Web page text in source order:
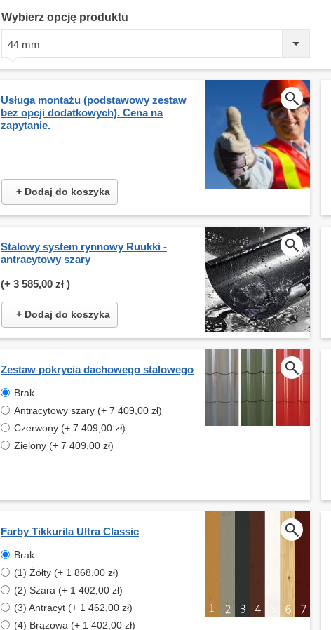
Wybierz opcję produktu
44 mm
Usługa montażu (podstawowy zestaw
bez opcji dodatkowych). Cena na
zapytanie.
+ Dodaj do koszyka
Stalowy system rynnowy Ruukki -
antracytowy szary
(+ 3 585,00 zł )
+ Dodaj do koszyka
Zestaw pokrycia dachowego stalowego
Brak
Antracytowy szary (+ 7 409,00 zł)
Czerwony (+ 7 409,00 zł)
Zielony (+ 7 409,00 zł)
Farby Tikkurila Ultra Classic
Brak
(1) Żółty (+ 1 868,00 zł)
(2) Szara (+ 1 402,00 zł)
(3) Antracyt (+ 1 462,00 zł)
(4) Brązowa (+ 1 402,00 zł)